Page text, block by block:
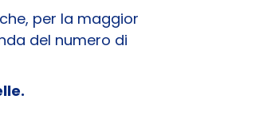
per la maggior
del numero di